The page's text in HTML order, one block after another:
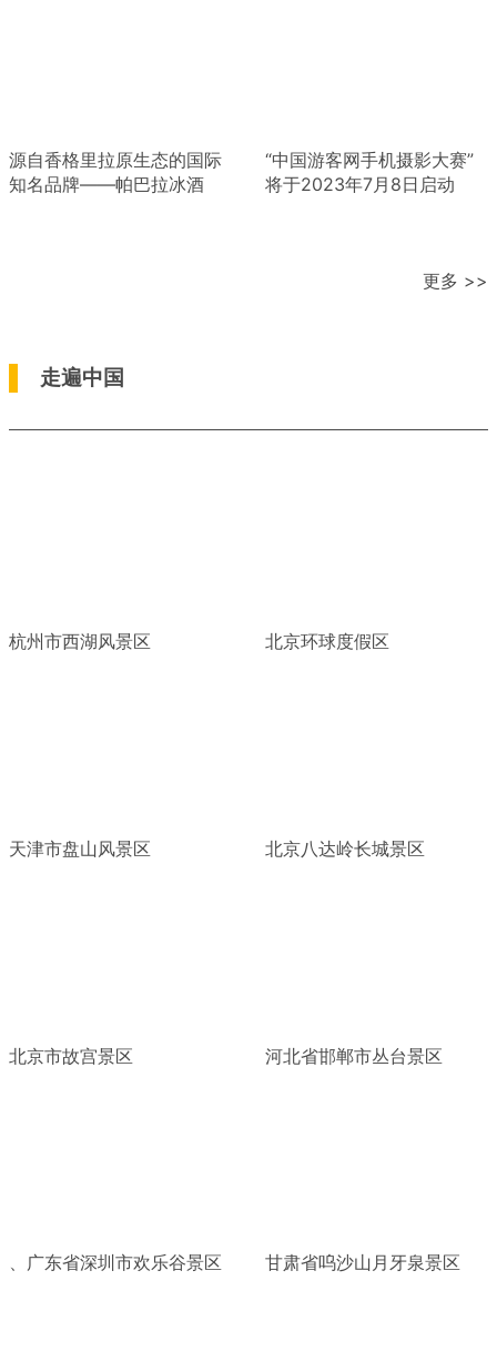
源自香格里拉原生态的国际
知名品牌——帕巴拉冰酒
“中国游客网手机摄影大赛”
将于2023年7月8日启动
更多 >>
走遍中国
杭州市西湖风景区 北京环球度假区
天津市盘山风景区 北京八达岭长城景区
北京市故宫景区 河北省邯郸市丛台景区
、广东省深圳市欢乐谷景区 甘肃省呜沙山月牙泉景区